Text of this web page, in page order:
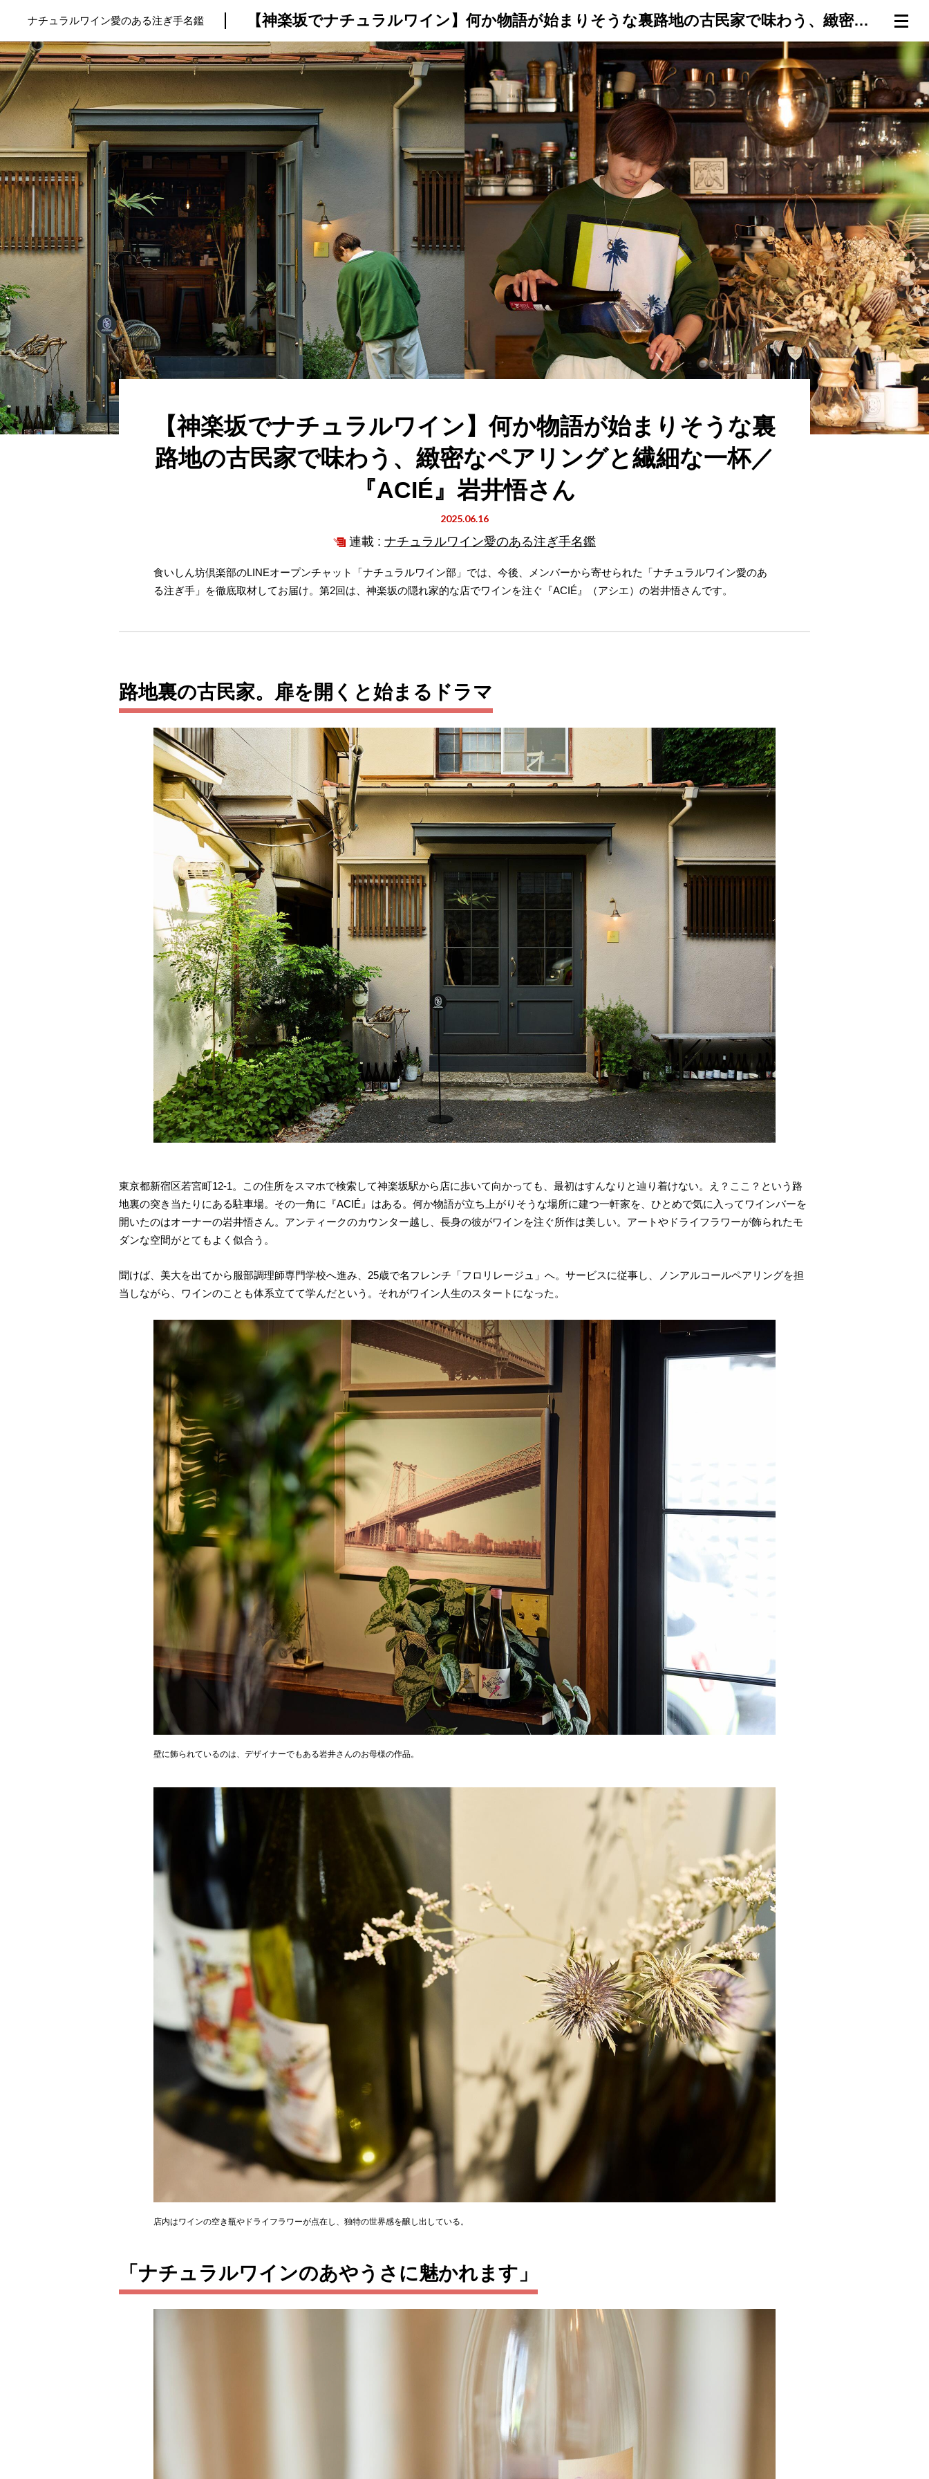
トップ プロが教えるレシピ 厳選！店探し 食のストーリー 連載一覧 倶楽部入会（無料） ログイン
ナチュラルワイン愛のある注ぎ手名鑑 【神楽坂でナチュラルワイン】何か物語が始まりそうな裏路地の古民家で味わう、緻密なペアリングと繊細な一杯／『ACIÉ』岩井悟さん
【神楽坂でナチュラルワイン】何か物語が始まりそうな裏
路地の古民家で味わう、緻密なペアリングと繊細な一杯／
『ACIÉ』岩井悟さん
2025.06.16
連載 : ナチュラルワイン愛のある注ぎ手名鑑
食いしん坊倶楽部のLINEオープンチャット「ナチュラルワイン部」では、今後、メンバーから寄せられた「ナチュラルワイン愛のあ
る注ぎ手」を徹底取材してお届け。第2回は、神楽坂の隠れ家的な店でワインを注ぐ『ACIÉ』（アシエ）の岩井悟さんです。
路地裏の古民家。扉を開くと始まるドラマ
東京都新宿区若宮町12‐1。この住所をスマホで検索して神楽坂駅から店に歩いて向かっても、最初はすんなりと辿り着けない。え？ここ？という路
地裏の突き当たりにある駐車場。その一角に『ACIÉ』はある。何か物語が立ち上がりそうな場所に建つ一軒家を、ひとめで気に入ってワインバーを
開いたのはオーナーの岩井悟さん。アンティークのカウンター越し、長身の彼がワインを注ぐ所作は美しい。アートやドライフラワーが飾られたモ
ダンな空間がとてもよく似合う。
聞けば、美大を出てから服部調理師専門学校へ進み、25歳で名フレンチ「フロリレージュ」へ。サービスに従事し、ノンアルコールペアリングを担
当しながら、ワインのことも体系立てて学んだという。それがワイン人生のスタートになった。
壁に飾られているのは、デザイナーでもある岩井さんのお母様の作品。
店内はワインの空き瓶やドライフラワーが点在し、独特の世界感を醸し出している。
「ナチュラルワインのあやうさに魅かれます」